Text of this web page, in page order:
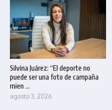
Silvina Juárez: “El deporte no
puede ser una foto de campaña
mien ...
agosto 3, 2026